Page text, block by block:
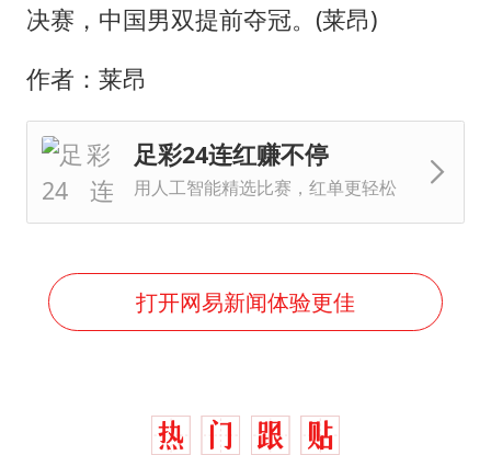
决赛，中国男双提前夺冠。(莱昂)
作者：莱昂
足彩24连红赚不停
用人工智能精选比赛，红单更轻松
打开网易新闻体验更佳